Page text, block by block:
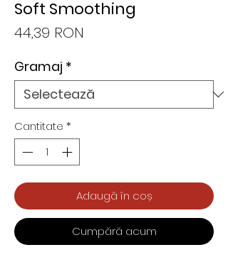
Soft Smoothing
44,39 RON
Gramaj *
Cantitate *
Adaugă în coș
Cumpără acum